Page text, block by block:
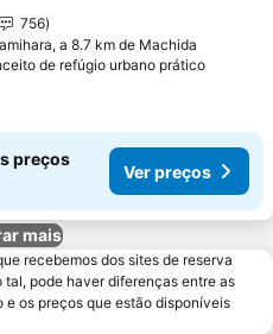
756
a 8.7 km de Machida
de refúgio urbano prático
preços
Ver preços
mais
recebemos dos sites de reserva
tal, pode haver diferenças entre as
os preços que estão disponíveis